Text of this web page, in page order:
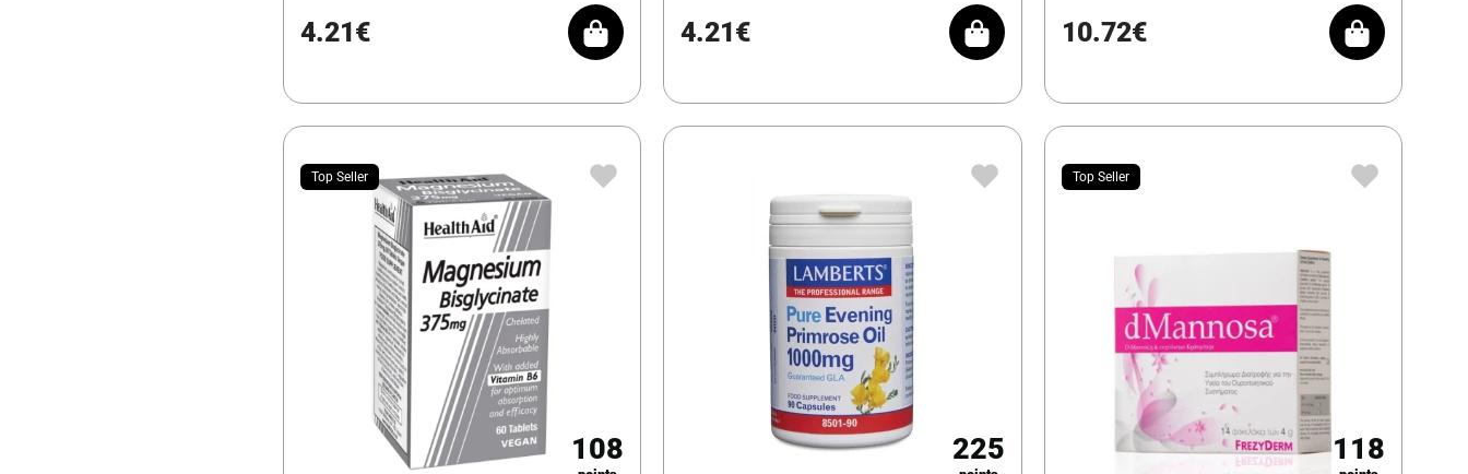
4.21€ 4.21€ 10.72€
Top Seller
108 225
Top Seller
118